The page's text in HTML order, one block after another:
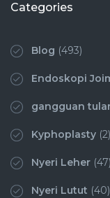
Categories
Blog (493)
Endoskopi
gangguan
Kyphoplasty (2)
Nyeri Leher (47)
Nyeri Lutut (40)